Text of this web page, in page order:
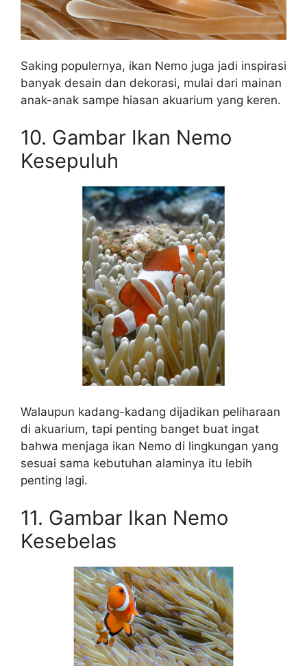
Saking populernya, ikan Nemo juga jadi inspirasi
banyak desain dan dekorasi, mulai dari mainan
anak-anak sampe hiasan akuarium yang keren.
10. Gambar Ikan Nemo
Kesepuluh
Walaupun kadang-kadang dijadikan peliharaan
di akuarium, tapi penting banget buat ingat
bahwa menjaga ikan Nemo di lingkungan yang
sesuai sama kebutuhan alaminya itu lebih
penting lagi.
11. Gambar Ikan Nemo
Kesebelas